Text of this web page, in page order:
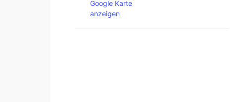
Google Karte
anzeigen